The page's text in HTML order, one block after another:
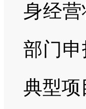
身经
部门
典型项